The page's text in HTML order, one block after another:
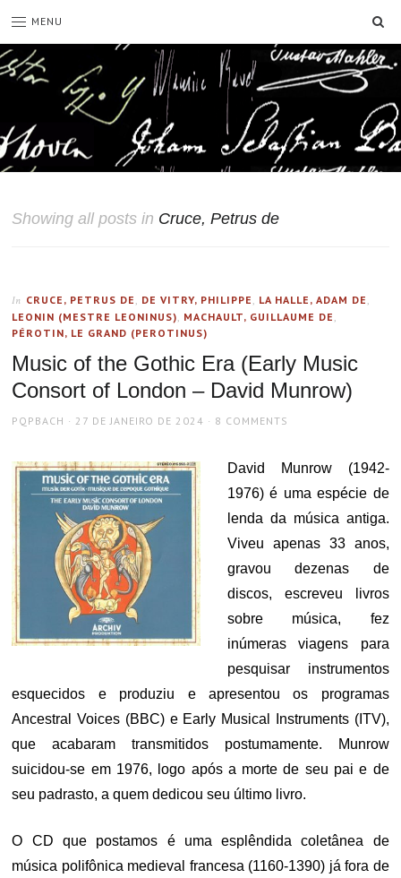
MENU
Showing all posts in Cruce, Petrus de
In CRUCE, PETRUS DE , DE VITRY, PHILIPPE , LA HALLE, ADAM DE ,
LEONIN (MESTRE LEONINUS), MACHAULT, GUILLAUME DE ,
PÉROTIN, LE GRAND (PEROTINUS)
Music of the Gothic Era (Early Music
Consort of London – David Munrow)
AUTHOR
PQPBACH
POSTED
27 DE JANEIRO DE 2024 8 COMMENTS
David Munrow (1942-
1976) é uma espécie de
lenda da música antiga.
Viveu apenas 33 anos,
gravou dezenas de
discos, escreveu livros
sobre música, fez
inúmeras viagens para
pesquisar instrumentos
esquecidos e produziu e apresentou os programas
Ancestral Voices (BBC) e Early Musical Instruments (ITV),
que acabaram transmitidos postumamente. Munrow
suicidou-se em 1976, logo após a morte de seu pai e de
seu padrasto, a quem dedicou seu último livro.
O CD que postamos é uma esplêndida coletânea de
música polifônica medieval francesa (1160-1390) já fora de